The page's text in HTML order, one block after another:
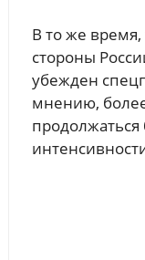
В то же время,
стороны
убежден
мнению,